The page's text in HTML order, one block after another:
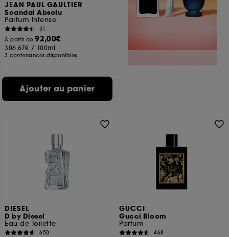
JEAN PAUL GAULTIER
Scandal Absolu
Parfum Intense
31
À partir de92,00€
306,67€ / 100ml
3 contenances disponibles
Ajouter au panier
DIESEL
D by Diesel
Eau de Toilette
650
GUCCI
Gucci Bloom
Parfum
468